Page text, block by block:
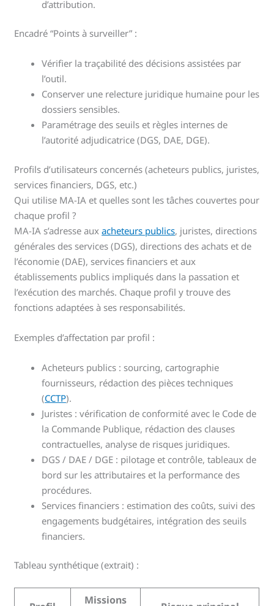
d’attribution.
Encadré “Points à surveiller” :
Vérifier la traçabilité des décisions assistées par
l’outil.
Conserver une relecture juridique humaine pour les
dossiers sensibles.
Paramétrage des seuils et règles internes de
l’autorité adjudicatrice (DGS, DAE, DGE).
Profils d’utilisateurs concernés (acheteurs publics, juristes,
services financiers, DGS, etc.)
Qui utilise MA-IA et quelles sont les tâches couvertes pour
chaque profil ?
MA-IA s’adresse auxacheteurs publics, juristes, directions
générales des services (DGS), directions des achats et de
l’économie (DAE), services financiers et aux
établissements publics impliqués dans la passation et
l’exécution des marchés. Chaque profil y trouve des
fonctions adaptées à ses responsabilités.
Exemples d’affectation par profil :
Acheteurs publics : sourcing, cartographie
fournisseurs, rédaction des pièces techniques
(CCTP).
Juristes : vérification de conformité avec le Code de
la Commande Publique, rédaction des clauses
contractuelles, analyse de risques juridiques.
DGS / DAE / DGE : pilotage et contrôle, tableaux de
bord sur les attributaires et la performance des
procédures.
Services financiers : estimation des coûts, suivi des
engagements budgétaires, intégration des seuils
financiers.
Tableau synthétique (extrait) :
Missions